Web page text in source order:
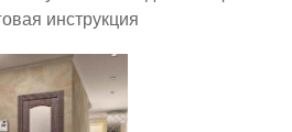
инструкция